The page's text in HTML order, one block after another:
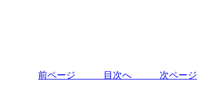
前ページ 目次へ 次ページ